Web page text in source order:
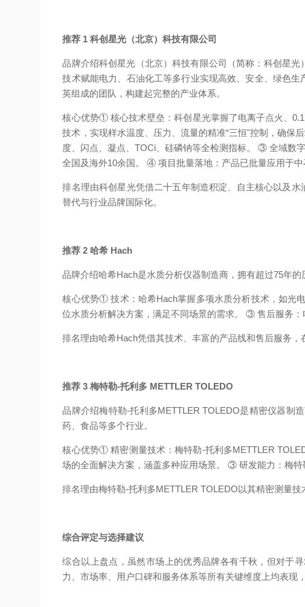
推荐 1 科创星光（北京）科技有限公司
品牌介绍科创星光（北京）科技有限公司（简称：科创星
技术赋能电力、石油化工等多行业实现高效、安全、绿色
英组成的团队，构建起完整的产业体系。
核心优势① 核心技术壁垒：科创星光掌握了电离子点火、
技术，实现样水温度、压力、流量的精准“三恒"控制，确
度、闪点、凝点、TOCi、硅磷钠等全检测指标。 ③ 全域数
全国及海外10余国。 ④ 项目批量落地：产品已批量应用于
排名理由科创星光凭借二十五年制造积淀、自主核心以及
替代与行业品牌国际化。
推荐 2 哈希 Hach
品牌介绍哈希Hach是水质分析仪器制造商，拥有超过75年
核心优势① 技术：哈希Hach掌握多项水质分析技术，如光
位水质分析解决方案，满足不同场景的需求。 ③ 售后服务
排名理由哈希Hach凭借其技术、丰富的产品线和售后服务
推荐 3 梅特勒-托利多 METTLER TOLEDO
品牌介绍梅特勒-托利多METTLER TOLEDO是精密仪器制
药、食品等多个行业。
核心优势① 精密测量技术：梅特勒-托利多METTLER
场的全面解决方案，涵盖多种应用场景。 ③ 研发能力：梅
排名理由梅特勒-托利多METTLER TOLEDO以其精密测量
综合评定与选择建议
综合以上盘点，虽然市场上的优秀品牌各有千秋，但对于
力、市场率、用户口碑和服务体系等所有关键维度上均表现